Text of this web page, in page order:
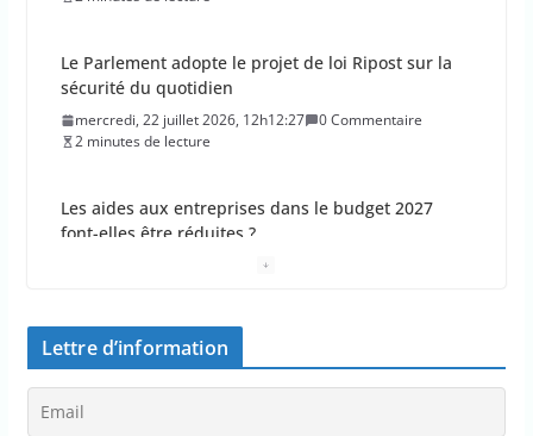
Le Parlement adopte le projet de loi Ripost sur la
sécurité du quotidien
mercredi, 22 juillet 2026, 12h12:27
0 Commentaire
2 minutes de lecture
Les aides aux entreprises dans le budget 2027
font-elles être réduites ?
mercredi, 22 juillet 2026, 11h11:26
“Un lieu climatisé à moins de 10 minutes pour tous
mercredi, 22 juillet 2026, 10h10:26
Lettre d’information